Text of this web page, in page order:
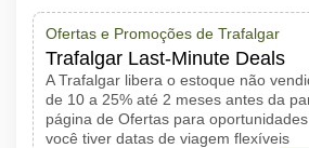
Ofertas e Promoções de Trafalgar
Trafalgar Last-Minute Deals
A Trafalgar libera o estoque não
de 10 a 25% até 2 meses antes da
página de Ofertas para
você tiver datas de viagem flexíveis